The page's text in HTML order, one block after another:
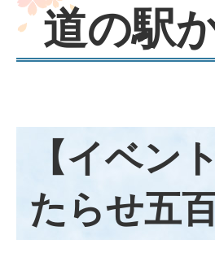
道の駅
【イベン
たらせ五